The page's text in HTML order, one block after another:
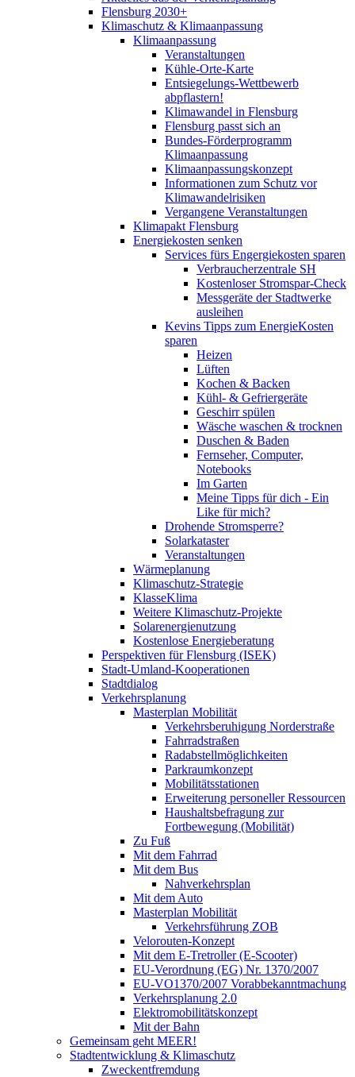
Flensburg 2030+
Klimaschutz & Klimaanpassung
Klimaanpassung
Veranstaltungen
Kühle-Orte-Karte
Entsiegelungs-Wettbewerb
abpflastern!
Klimawandel in Flensburg
Flensburg passt sich an
Bundes-Förderprogramm
Klimaanpassung
Klimaanpassungskonzept
Informationen zum Schutz vor
Klimawandelrisiken
Vergangene Veranstaltungen
Klimapakt Flensburg
Energiekosten senken
Services fürs Engergiekosten sparen
Verbraucherzentrale SH
Kostenloser Stromspar-Check
Messgeräte der Stadtwerke
ausleihen
Kevins Tipps zum EnergieKosten
sparen
Heizen
Lüften
Kochen & Backen
Kühl- & Gefriergeräte
Geschirr spülen
Wäsche waschen & trocknen
Duschen & Baden
Fernseher, Computer,
Notebooks
Im Garten
Meine Tipps für dich - Ein
Like für mich?
Drohende Stromsperre?
Solarkataster
Veranstaltungen
Wärmeplanung
Klimaschutz-Strategie
KlasseKlima
Weitere Klimaschutz-Projekte
Solarenergienutzung
Kostenlose Energieberatung
Perspektiven für Flensburg (ISEK)
Stadt-Umland-Kooperationen
Stadtdialog
Verkehrsplanung
Masterplan Mobilität
Verkehrsberuhigung Norderstraße
Fahrradstraßen
Radabstellmöglichkeiten
Parkraumkonzept
Mobilitätsstationen
Erweiterung personeller Ressourcen
Haushaltsbefragung zur
Fortbewegung (Mobilität)
Zu Fuß
Mit dem Fahrrad
Mit dem Bus
Nahverkehrsplan
Mit dem Auto
Masterplan Mobilität
Verkehrsführung ZOB
Velorouten-Konzept
Mit dem E-Tretroller (E-Scooter)
EU-Verordnung (EG) Nr. 1370/2007
EU-VO1370/2007 Vorabbekanntmachung
Verkehrsplanung 2.0
Elektromobilitätskonzept
Mit der Bahn
Gemeinsam geht MEER!
Stadtentwicklung & Klimaschutz
Zweckentfremdung